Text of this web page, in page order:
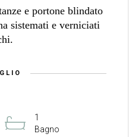
e portone blindato
sistemati e verniciati
1
Bagno